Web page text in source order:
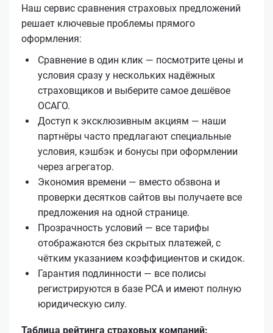
Наш сервис сравнения страховых предложений
решает ключевые проблемы прямого
оформления:
Сравнение в один клик — посмотрите цены и
условия сразу у нескольких надёжных
страховщиков и выберите самое дешёвое
ОСАГО.
Доступ к эксклюзивным акциям — наши
партнёры часто предлагают специальные
условия, кэшбэк и бонусы при оформлении
через агрегатор.
Экономия времени — вместо обзвона и
проверки десятков сайтов вы получаете все
предложения на одной странице.
Прозрачность условий — все тарифы
отображаются без скрытых платежей, с
чётким указанием коэффициентов и скидок.
Гарантия подлинности — все полисы
регистрируются в базе РСА и имеют полную
юридическую силу.
Таблица рейтинга страховых компаний: